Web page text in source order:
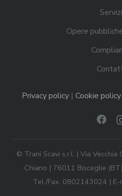
Servizi
Opere
Privacy policy| Cookie policy
© Trani Scavi s.r.l. | Via Vecchia
Chiano | 76011 Bisceglie
Tel./Fax. 0802143024 | E-